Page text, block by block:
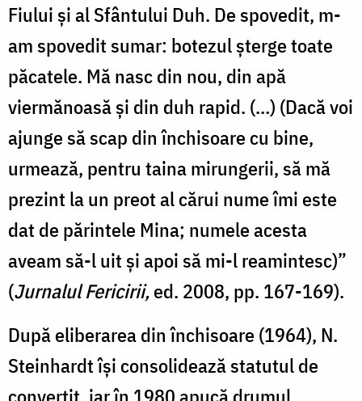
Fiului şi al Sfântului Duh. De spovedit, m-
am spovedit sumar: botezul şterge toate
păcatele. Mă nasc din nou, din apă
viermănoasă şi din duh rapid. (…) (Dacă voi
ajunge să scap din închisoare cu bine,
urmează, pentru taina mirungerii, să mă
prezint la un preot al cărui nume îmi este
dat de părintele Mina; numele acesta
aveam să-l uit şi apoi să mi-l reamintesc)”
(Jurnalul Fericirii,ed. 2008, pp. 167-169).
După eliberarea din închisoare (1964), N.
Steinhardt îşi consolidează statutul de